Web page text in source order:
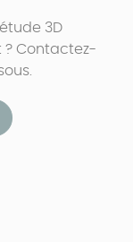
3D
? Contactez-